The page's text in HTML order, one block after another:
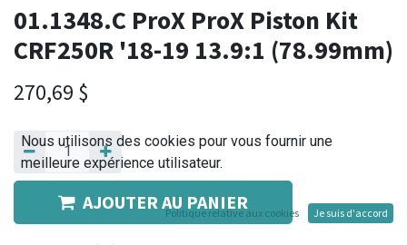
01.1348.C ProX ProX Piston Kit
CRF250R '18-19 13.9:1 (78.99mm)
270,69 $
AJOUTER AU PANIER
Nous utilisons des cookies pour vous fournir une
meilleure expérience utilisateur.
Politique relative aux cookies Je suis d'accord